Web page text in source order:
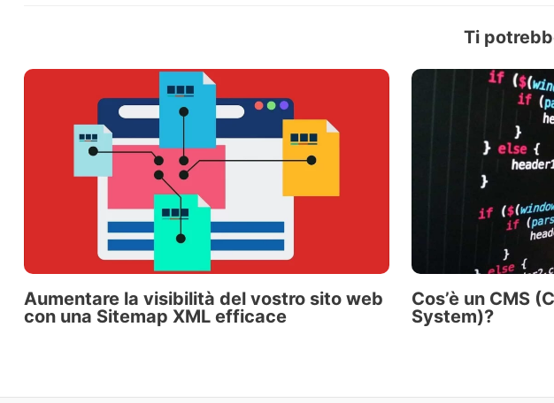
Ti
Aumentare la visibilità del vostro sito web
con una Sitemap XML efficace
Cos’è un CMS
System)?